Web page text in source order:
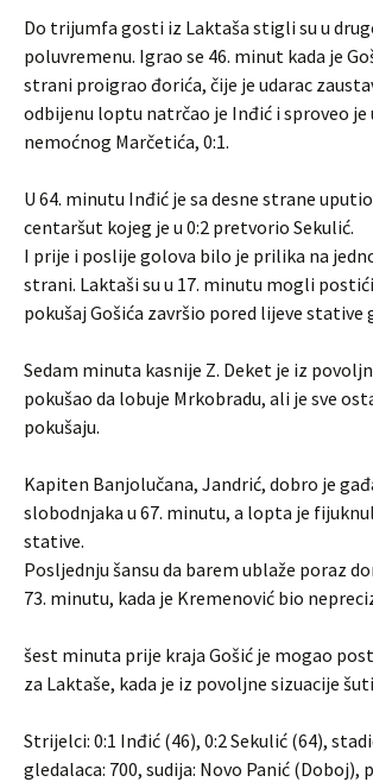
Do trijumfa gosti iz Laktaša stigli su u
poluvremenu. Igrao se 46. minut kada je
strani proigrao đorića, čije je udarac
odbijenu loptu natrčao je Inđić i sproveo je
nemoćnog Marčetića, 0:1.
U 64. minutu Inđić je sa desne strane
centaršut kojeg je u 0:2 pretvorio Sekulić.
I prije i poslije golova bilo je prilika na
strani. Laktaši su u 17. minutu mogli
pokušaj Gošića završio pored lijeve stative
Sedam minuta kasnije Z. Deket je iz
pokušao da lobuje Mrkobradu, ali je sve
pokušaju.
Kapiten Banjolučana, Jandrić, dobro je
slobodnjaka u 67. minutu, a lopta je
stative.
Posljednju šansu da barem ublaže poraz
73. minutu, kada je Kremenović bio
šest minuta prije kraja Gošić je mogao
za Laktaše, kada je iz povoljne sizuacije
Strijelci: 0:1 Inđić (46), 0:2 Sekulić (64),
gledalaca: 700, sudija: Novo Panić (Doboj),